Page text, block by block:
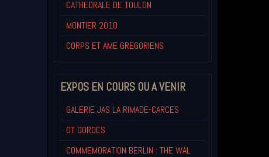
CATHEDRALE DE TOULON
MONTIER 2010
CORPS ET AME GREGORIENS
EXPOS EN COURS OU A VENIR
GALERIE JAS LA RIMADE-CARCES
OT GORDES
COMMEMORATION BERLIN : THE WAL